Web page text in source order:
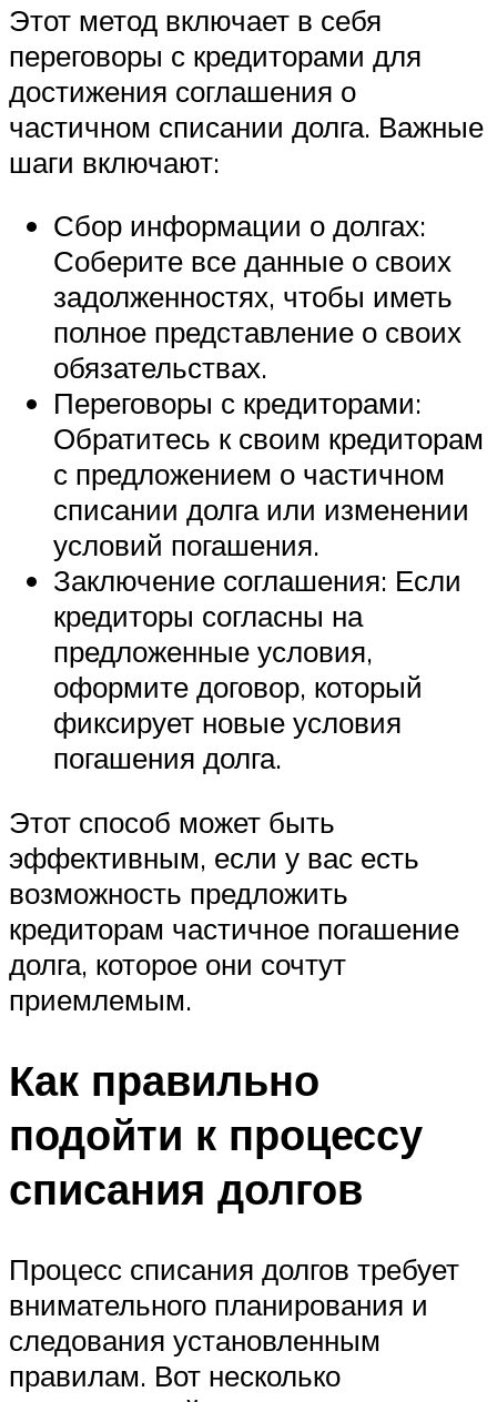
Этот метод включает в себя
переговоры с кредиторами для
достижения соглашения о
частичном списании долга. Важные
шаги включают:
Сбор информации о долгах:
Соберите все данные о своих
задолженностях, чтобы иметь
полное представление о своих
обязательствах.
Переговоры с кредиторами:
Обратитесь к своим кредиторам
с предложением о частичном
списании долга или изменении
условий погашения.
Заключение соглашения: Если
кредиторы согласны на
предложенные условия,
оформите договор, который
фиксирует новые условия
погашения долга.
Этот способ может быть
эффективным, если у вас есть
возможность предложить
кредиторам частичное погашение
долга, которое они сочтут
приемлемым.
Как правильно
подойти к процессу
списания долгов
Процесс списания долгов требует
внимательного планирования и
следования установленным
правилам. Вот несколько